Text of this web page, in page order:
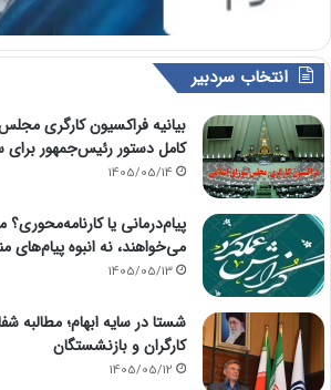
انتخاب سردبیر
بیانیه فراکسیون کارگری
کامل دستور رئیس‌جمهور برای
1405/05/14
پیام‌درمانی یا
می‌خواهند، نه انبوه پیام‌های
1405/05/13
شستا در سایه ابهام؛ مطالبه
کارگران و بازنشستگان
1405/05/12